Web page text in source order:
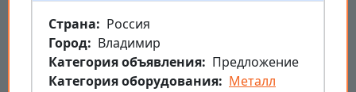
Страна
Россия
Город
Владимир
Категория объявления
Предложение
Категория оборудования
Металл